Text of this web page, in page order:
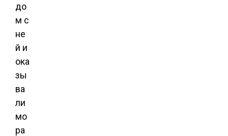
до
м с
не
й и
ока
зы
ва
ли
мо
ра